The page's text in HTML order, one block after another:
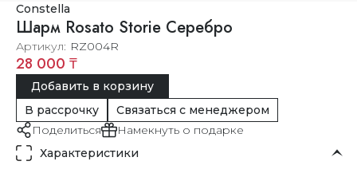
Constella
Шарм Rosato Storie Серебро
Артикул RZ004R
28 000 ₸
Добавить в корзину
В рассрочку
Связаться с менеджером
Поделиться
Намекнуть о подарке
Характеристики